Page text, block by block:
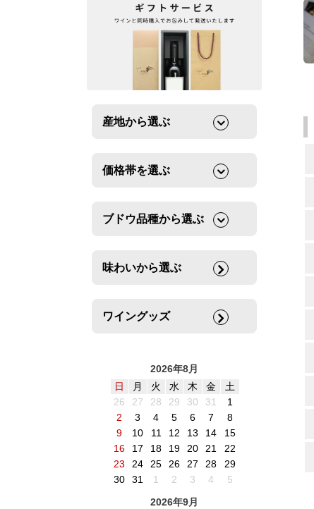
産地から選ぶ
価格帯を選ぶ
ブドウ品種から選ぶ
味わいから選ぶ
ワイングッズ
2026年8月
日
月 火 水 木 金
土
26
27 28 29 30 31
1
2
3 4 5 6 7
8
9
10 11 12 13 14
15
16
17 18 19 20 21
22
23
24 25 26 27 28
29
30
31 1 2 3 4
5
2026年9月